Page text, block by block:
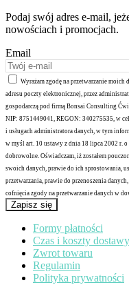
Podaj swój adres e-mail,
nowościach i promocjach.
Email
Wyrażam zgodę na przetwarzanie
adresu poczty elektronicznej, przez
gospodarczą pod firmą Bonsai Consulting
NIP: 8751449041, REGON: 340275535, w
i usługach administratora danych, w tym
w myśl art. 10 ustawy z dnia 18 lipca 2002 r.
dobrowolne. Oświadczam, iż zostałem
swoich danych, prawie do ich sprostowania,
przetwarzania, prawie do przenoszenia
cofnięcia zgody na przetwarzanie danych w
Zapisz się
Formy płatności
Czas i koszty dostawy
Zwrot towaru
Regulamin
Polityka prywatności